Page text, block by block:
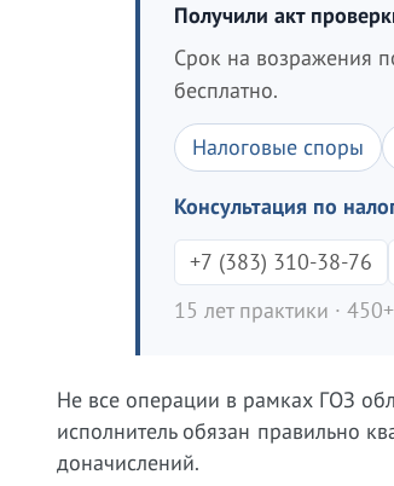
Получили акт
Срок на возражения
бесплатно.
Налоговые споры
Консультация по
+7 (383) 310-38-76
15 лет практики ·
Не все операции в рамках ГОЗ
исполнитель обязан правильно
доначислений.